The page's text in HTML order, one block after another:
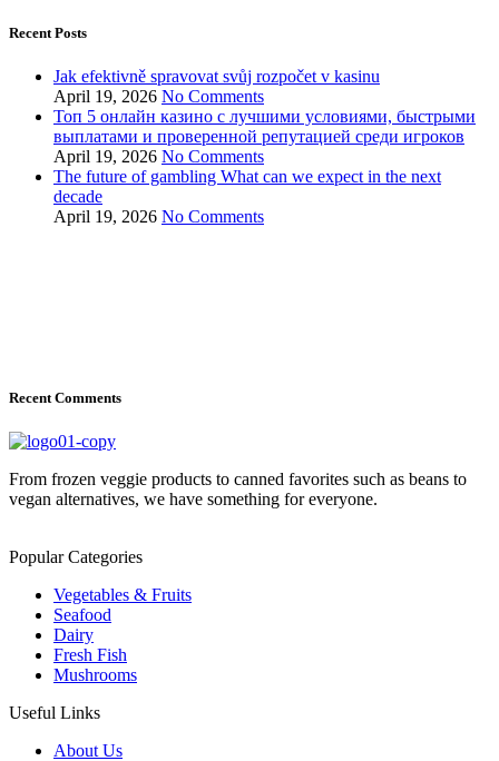
Recent Posts
Jak efektivně spravovat svůj rozpočet v kasinu
April 19, 2026 No Comments
Топ 5 онлайн казино с лучшими условиями, быстрыми
выплатами и проверенной репутацией среди игроков
April 19, 2026 No Comments
The future of gambling What can we expect in the next
decade
April 19, 2026 No Comments
Recent Comments
From frozen veggie products to canned favorites such as beans to
vegan alternatives, we have something for everyone.
Popular Categories
Vegetables & Fruits
Seafood
Dairy
Fresh Fish
Mushrooms
Useful Links
About Us